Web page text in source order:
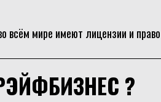
всём мире имеют лицензии и
?